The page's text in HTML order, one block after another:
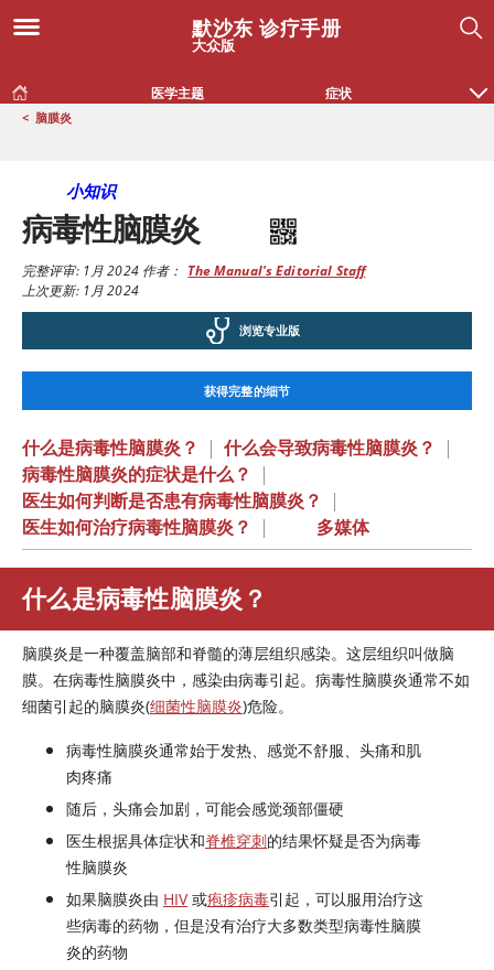
默沙东 诊疗手册
大众版
医学主题 症状
< 脑膜炎
小知识
病毒性脑膜炎
完整评审:1月 2024作者： The Manual's Editorial Staff
上次更新: 1月 2024
浏览专业版
获得完整的细节
什么是病毒性脑膜炎？ | 什么会导致病毒性脑膜炎？
|
病毒性脑膜炎的症状是什么？
|
医生如何判断是否患有病毒性脑膜炎？
|
医生如何治疗病毒性脑膜炎？
| 多媒体
什么是病毒性脑膜炎？
脑膜炎是一种覆盖脑部和脊髓的薄层组织感染。这层组织叫做脑
膜。在病毒性脑膜炎中，感染由病毒引起。病毒性脑膜炎通常不如
细菌引起的脑膜炎(细菌性脑膜炎)危险。
病毒性脑膜炎通常始于发热、感觉不舒服、头痛和肌
肉疼痛
随后，头痛会加剧，可能会感觉颈部僵硬
医生根据具体症状和脊椎穿刺的结果怀疑是否为病毒
性脑膜炎
如果脑膜炎由 HIV或疱疹病毒引起，可以服用治疗这
些病毒的药物，但是没有治疗大多数类型病毒性脑膜
炎的药物